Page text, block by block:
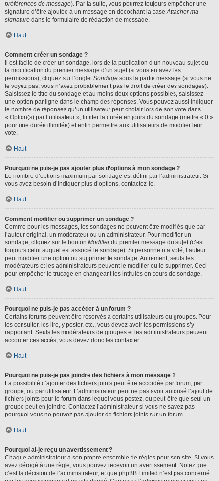
préférences de message). Par la suite, vous pourrez toujours empêcher une
signature d’être ajoutée à un message en décochant la caseAttacher ma
signature dans le formulaire de rédaction de message.
Haut
Comment créer un sondage ?
Il est facile de créer un sondage, lors de la publication d’un nouveau sujet ou
la modification du premier message d’un sujet (si vous en avez les
permissions), cliquez sur l’ongletSondage sous la partie message (si vous ne
le voyez pas, vous n’avez probablement pas le droit de créer des sondages).
Saisissez le titre du sondage et au moins deux options possibles, saisissez
une option par ligne dans le champ des réponses. Vous pouvez aussi indiquer
le nombre de réponses qu’un utilisateur peut choisir lors de son vote dans
« Option(s) par l’utilisateur », limiter la durée en jours du sondage (mettre « 0 »
pour une durée illimitée) et enfin permettre aux utilisateurs de modifier leur
vote.
Haut
Pourquoi ne puis-je pas ajouter plus d’options à mon sondage ?
Le nombre d’options maximum par sondage est défini par l’administrateur. Si
vous avez besoin d’indiquer plus d’options, contactez-le.
Haut
Comment modifier ou supprimer un sondage ?
Comme pour les messages, les sondages ne peuvent être modifiés que par
l’auteur original, un modérateur ou un administrateur. Pour modifier un
sondage, cliquez sur le bouton Modifierdu premier message du sujet (c’est
toujours celui auquel est associé le sondage). Si personne n’a voté, l’auteur
peut modifier une option ou supprimer le sondage. Autrement, seuls les
modérateurs et les administrateurs peuvent le modifier ou le supprimer. Ceci
pour empêcher le trucage en changeant les intitulés en cours de sondage.
Haut
Pourquoi ne puis-je pas accéder à un forum ?
Certains forums peuvent être réservés à certains utilisateurs ou groupes. Pour
les consulter, les lire, y poster, etc., vous devez avoir les permissions s’y
rapportant. Seuls les modérateurs de groupes et les administrateurs peuvent
accorder ces accès, vous devez donc les contacter.
Haut
Pourquoi ne puis-je pas joindre des fichiers à mon message ?
La possibilité d’ajouter des fichiers joints peut être accordée par forum, par
groupe, ou par utilisateur. L’administrateur peut ne pas avoir autorisé l’ajout de
fichiers joints pour le forum dans lequel vous postez, ou peut-être que seul un
groupe peut en joindre. Contactez l’administrateur si vous ne savez pas
pourquoi vous ne pouvez pas ajouter de fichiers joints sur un forum.
Haut
Pourquoi ai-je reçu un avertissement ?
Chaque administrateur a son propre ensemble de règles pour son site. Si vous
avez dérogé à une règle, vous pouvez recevoir un avertissement. Notez que
c’est la décision de l’administrateur, et que phpBB Limited n’est pas concerné